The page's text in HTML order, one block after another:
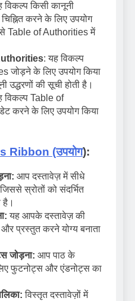
विकल्प किसी कानूनी
करने के लिए उपयोग
Table of Authorities में
: यह विकल्प
जोड़ने के लिए उपयोग किया
उद्धरणों की सूची होती है।
विकल्प Table of
करने के लिए उपयोग किया
Ribbon (उपयोग):
आप दस्तावेज़ में सीधे
स्रोतों को संदर्भित
है।
यह आपके दस्तावेज़ की
और प्रस्तुत करने योग्य बनाता
जोड़ना: आप पाठ के
फुटनोट्स और एंडनोट्स का
विस्तृत दस्तावेज़ों में